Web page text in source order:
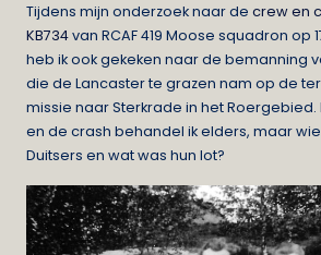
Tijdens mijn onderzoek naar de crew en
KB734van RCAF 419 Moose squadron op
heb ik ook gekeken naar de bemanning
die de Lancaster te grazen nam op de
missie naar Sterkrade in het
en de crash behandel ik elders, maar
Duitsers en wat was hun lot?